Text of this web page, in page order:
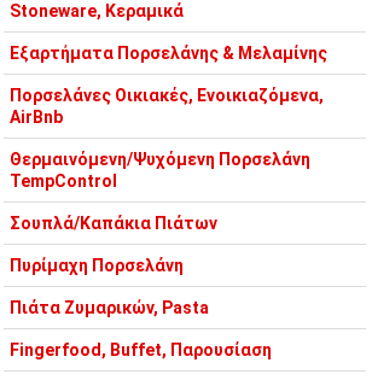
Stoneware, Κεραμικά
Εξαρτήματα Πορσελάνης & Μελαμίνης
Πορσελάνες Οικιακές, Ενοικιαζόμενα,
AirBnb
Θερμαινόμενη/Ψυχόμενη Πορσελάνη
TempControl
Σουπλά/Καπάκια Πιάτων
Πυρίμαχη Πορσελάνη
Πιάτα Ζυμαρικών, Pasta
Fingerfood, Buffet, Παρουσίαση